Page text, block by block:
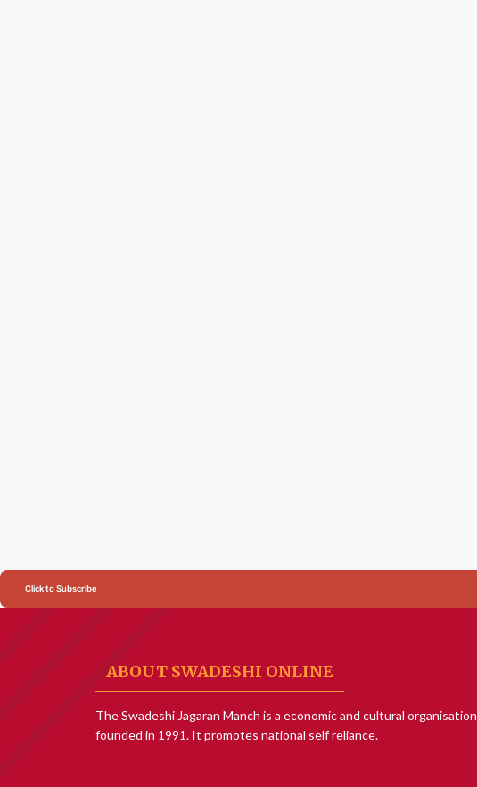
Click to Subscribe
ABOUT SWADESHI ONLINE
The Swadeshi Jagaran Manch is a economic and cultural organisation
founded in 1991. It promotes national self reliance.